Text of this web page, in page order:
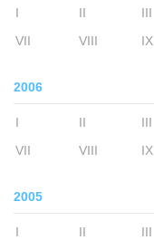
I II III
VII
VIII IX
2006
I II III
VII
VIII IX
2005
I II III